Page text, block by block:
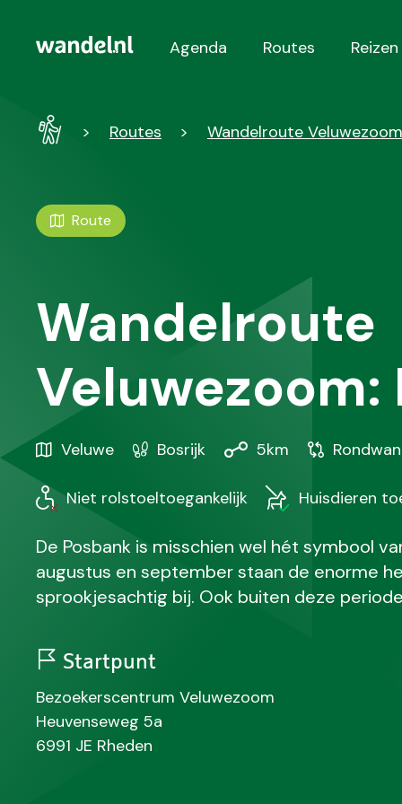
Hoofdnavigatie
Agenda Routes Reizen
WandelRoutes Wandelroute
Route
Wandelroute
Veluwezoom:
Gebied
/
Regio
Veluwe Karakteristiek
Bosrijk Afstand
5km
Soort
Niet rolstoeltoegankelijk Huisdieren
De Posbank is misschien wel hét symbool
augustus en september staan de enorme
sprookjesachtig bij. Ook buiten deze
Startpunt
N
a
a
Bezoekerscentrum Veluwezoom
S
t
Heuvenseweg 5a
P
6991 JE P
Rheden